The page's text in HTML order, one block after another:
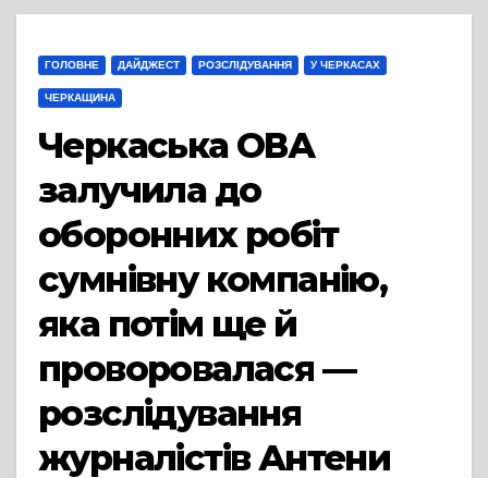
ГОЛОВНЕ ДАЙДЖЕСТ РОЗСЛІДУВАННЯ У ЧЕРКАСАХ
ЧЕРКАЩИНА
Черкаська ОВА
залучила до
оборонних робіт
сумнівну компанію,
яка потім ще й
проворовалася —
розслідування
журналістів Антени